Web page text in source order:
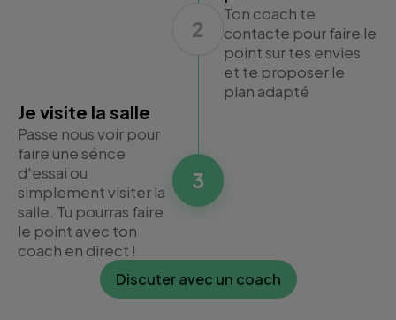
2
Ton coach te
contacte pour faire le
point sur tes envies
et te proposer le
plan adapté
Je visite la salle
Passe nous voir pour
faire une sénce
d'essai ou
simplement visiter la
salle. Tu pourras faire
le point avec ton
coach en direct !
3
Discuter avec un coach